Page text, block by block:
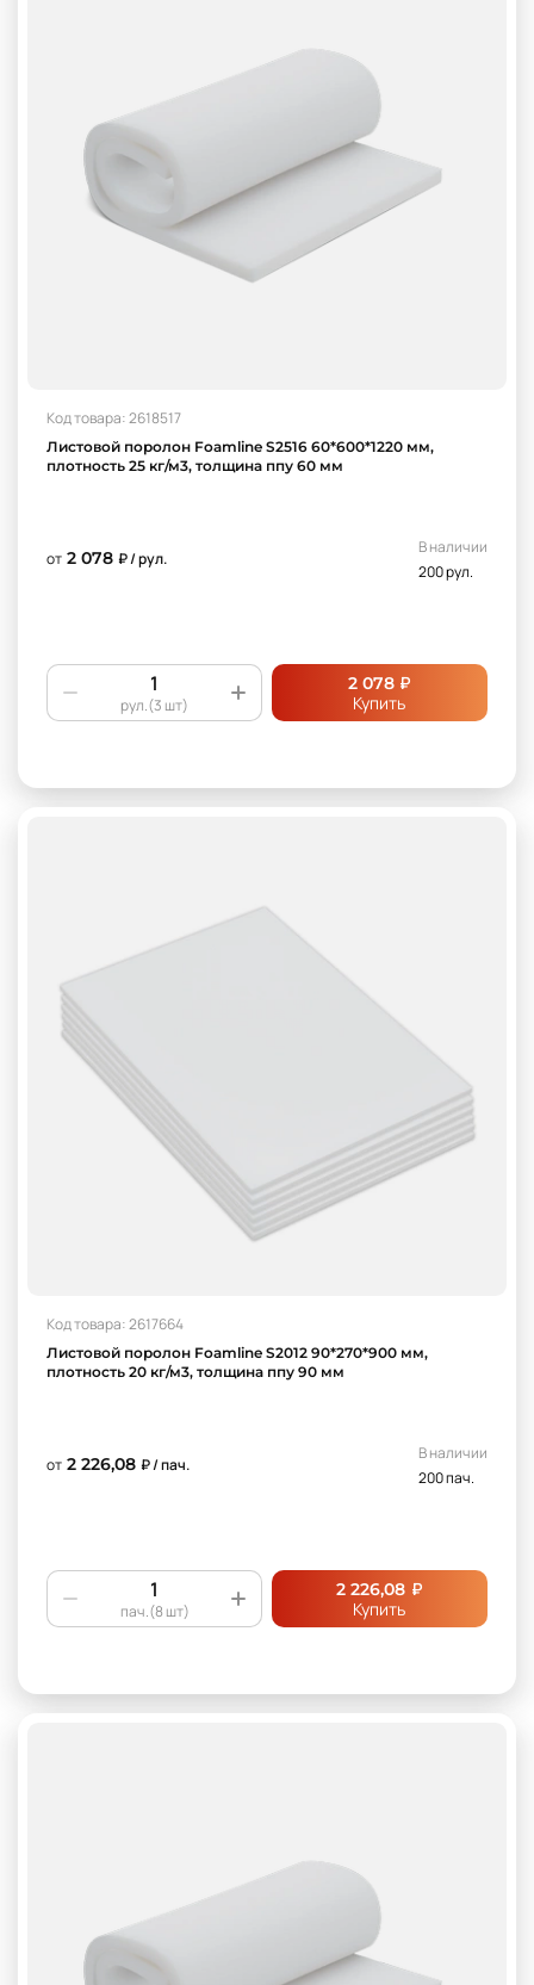
Код товара: 2618517
Листовой поролон Foamline S2516 60*600*1220 мм,
плотность 25 кг/м3, толщина ппу 60 мм
от 2 078 ₽ / рул.
В наличии
200 рул.
рул.(3 шт)
2 078 ₽
Купить
Код товара: 2617664
Листовой поролон Foamline S2012 90*270*900 мм,
плотность 20 кг/м3, толщина ппу 90 мм
от 2 226,08 ₽ / пач.
В наличии
200 пач.
пач.(8 шт)
2 226,08 ₽
Купить